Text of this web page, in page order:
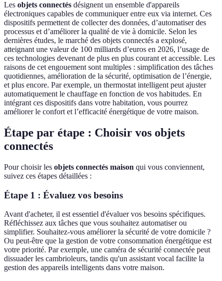
Les objets connectés désignent un ensemble d'appareils
électroniques capables de communiquer entre eux via internet. Ces
dispositifs permettent de collecter des données, d’automatiser des
processus et d’améliorer la qualité de vie à domicile. Selon les
dernières études, le marché des objets connectés a explosé,
atteignant une valeur de 100 milliards d’euros en 2026, l’usage de
ces technologies devenant de plus en plus courant et accessible. Les
raisons de cet engouement sont multiples : simplification des tâches
quotidiennes, amélioration de la sécurité, optimisation de l’énergie,
et plus encore. Par exemple, un thermostat intelligent peut ajuster
automatiquement le chauffage en fonction de vos habitudes. En
intégrant ces dispositifs dans votre habitation, vous pourrez
améliorer le confort et l’efficacité énergétique de votre maison.
Étape par étape : Choisir vos objets
connectés
Pour choisir les objets connectés maison qui vous conviennent,
suivez ces étapes détaillées :
Étape 1 : Évaluez vos besoins
Avant d'acheter, il est essentiel d'évaluer vos besoins spécifiques.
Réfléchissez aux tâches que vous souhaitez automatiser ou
simplifier. Souhaitez-vous améliorer la sécurité de votre domicile ?
Ou peut-être que la gestion de votre consommation énergétique est
votre priorité. Par exemple, une caméra de sécurité connectée peut
dissuader les cambrioleurs, tandis qu'un assistant vocal facilite la
gestion des appareils intelligents dans votre maison.